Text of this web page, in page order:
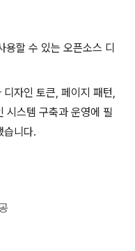
할 수 있는 오픈소스 디
자인 토큰, 페이지 패턴,
시스템 구축과 운영에 필
습니다.